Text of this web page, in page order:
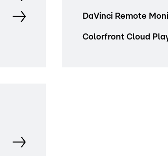
DaVinci Remote
Colorfront Cloud